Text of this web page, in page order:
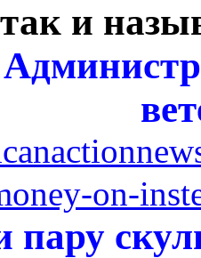
и
on-
пару